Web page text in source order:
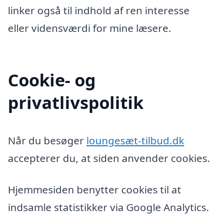
linker også til indhold af ren interesse
eller vidensværdi for mine læsere.
Cookie- og
privatlivspolitik
Når du besøger loungesæt-tilbud.dk
accepterer du, at siden anvender cookies.
Hjemmesiden benytter cookies til at
indsamle statistikker via Google Analytics.